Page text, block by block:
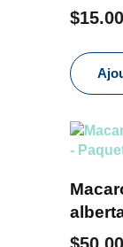
$15.00